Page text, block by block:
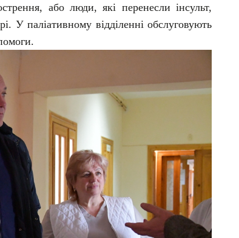
або люди, які перенесли інсульт,
У паліативному відділенні обслуговують